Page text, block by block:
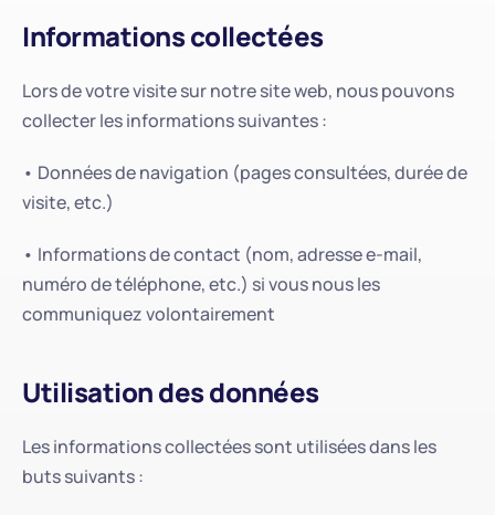
Informations collectées
Lors de votre visite sur notre site web, nous pouvons
collecter les informations suivantes :
• Données de navigation (pages consultées, durée de
visite, etc.)
• Informations de contact (nom, adresse e-mail,
numéro de téléphone, etc.) si vous nous les
communiquez volontairement
Utilisation des données
Les informations collectées sont utilisées dans les
buts suivants :